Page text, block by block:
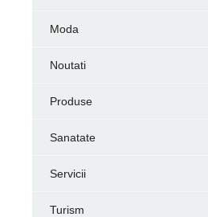
Moda
Noutati
Produse
Sanatate
Servicii
Turism